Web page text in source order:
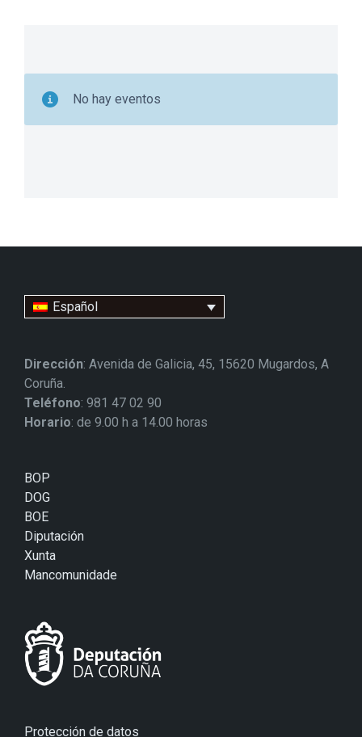
No hay eventos
Español
Dirección: Avenida de Galicia, 45, 15620 Mugardos, A
Coruña.
Teléfono: 981 47 02 90
Horario: de 9.00 h a 14.00 horas
BOP
DOG
BOE
Diputación
Xunta
Mancomunidade
Protección de datos